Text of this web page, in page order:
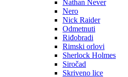
Nathan Never
Nero
Nick Raider
Odmetnuti
Riđobradi
Rimski orlovi
Sherlock Holmes
Siročad
Skriveno lice